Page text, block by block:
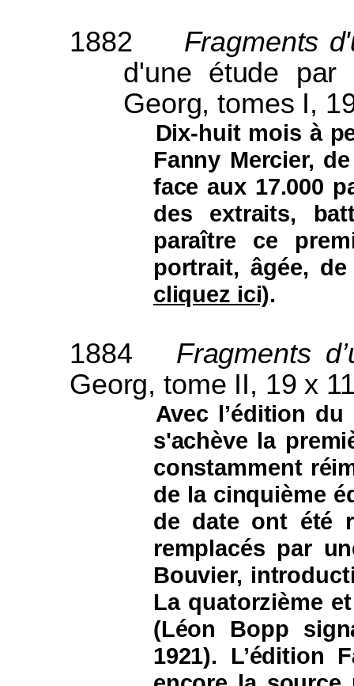
1882
Fragments
d'une étude par
Georg, tomes I,
Dix-huit mois à
Fanny Mercier,
face aux 17.000
des extraits,
paraître ce
portrait, âgée,
cliquez ici).
1884
Fragments
Georg, tome II, 19 x
Avec l’édition
s'achève la
constamment
de la cinquième
de date ont été
remplacés par
Bouvier,
La quatorzième
(Léon Bopp
1921). L’édition